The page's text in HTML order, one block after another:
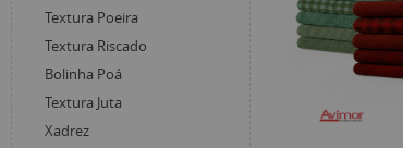
Textura Poeira
Textura Riscado
Bolinha Poá
Textura Juta
Xadrez